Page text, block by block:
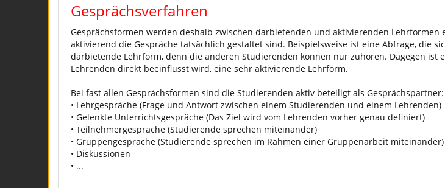
Gesprächsverfahren
Gesprächsformen werden deshalb zwischen darbietenden und aktivierenden
aktivierend die Gespräche tatsächlich gestaltet sind. Beispielsweise ist eine Abfrage, die
darbietende Lehrform, denn die anderen Studierenden können nur zuhören. Dagegen ist
Lehrenden direkt beeinflusst wird, eine sehr aktivierende Lehrform.
Bei fast allen Gesprächsformen sind die Studierenden aktiv beteiligt als Gesprächspartner:
• Lehrgespräche (Frage und Antwort zwischen einem Studierenden und einem Lehrenden)
• Gelenkte Unterrichtsgespräche (Das Ziel wird vom Lehrenden vorher genau definiert)
• Teilnehmergespräche (Studierende sprechen miteinander)
• Gruppengespräche (Studierende sprechen im Rahmen einer Gruppenarbeit miteinander)
• Diskussionen
• ...